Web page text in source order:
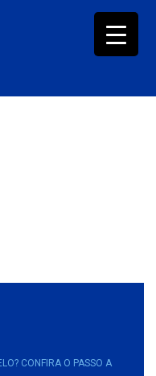
CONFIRA O PASSO A